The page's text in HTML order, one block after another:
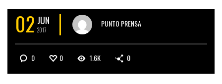
02 JUN
2017
PUNTO PRENSA
0 0 1.6K 0